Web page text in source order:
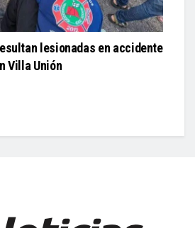
lesionadas en accidente
Villa Unión